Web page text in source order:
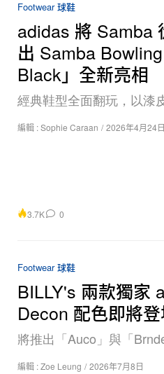
Footwear 球鞋
adidas 將
出 Samba
Black」全新亮相
經典鞋型全面翻玩，以漆
編輯 :Sophie Caraan / 2026年4月24日
3.7K 0
Footwear 球鞋
BILLY's 兩款獨家
Decon 配色即將
將推出「Auco」與「
編輯 :Zoe Leung / 2026年7月8日